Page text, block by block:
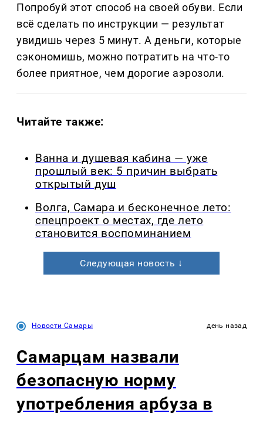
Попробуй этот способ на своей обуви. Если
всё сделать по инструкции — результат
увидишь через 5 минут. А деньги, которые
сэкономишь, можно потратить на что-то
более приятное, чем дорогие аэрозоли.
Читайте также:
Ванна и душевая кабина — уже
прошлый век: 5 причин выбрать
открытый душ
Волга, Самара и бесконечное лето:
спецпроект о местах, где лето
становится воспоминанием
Следующая новость ↓
Новости Самары день назад
Самарцам назвали
безопасную норму
употребления арбуза в